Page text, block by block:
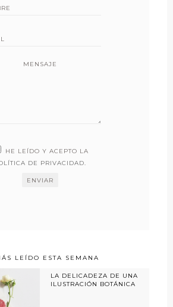
MENSAJE
HE LEÍDO Y ACEPTO LA
DE PRIVACIDAD.
LEÍDO ESTA SEMANA
LA DELICADEZA DE UNA
ILUSTRACIÓN BOTÁNICA